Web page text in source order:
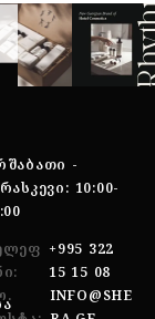
-
10:00-
+995 322
15 15 08
INFO@SHE